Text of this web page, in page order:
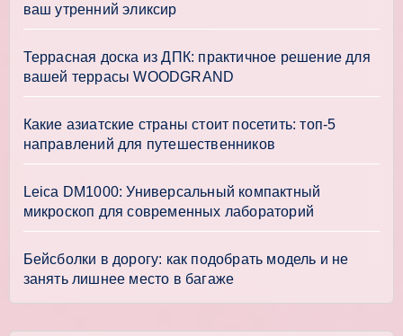
ваш утренний эликсир
Террасная доска из ДПК: практичное решение для
вашей террасы WOODGRAND
Какие азиатские страны стоит посетить: топ-5
направлений для путешественников
Leica DM1000: Универсальный компактный
микроскоп для современных лабораторий
Бейсболки в дорогу: как подобрать модель и не
занять лишнее место в багаже